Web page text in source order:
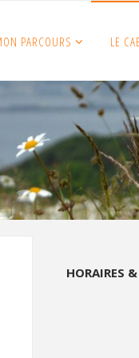
PARCOURS LE
HORAIRES